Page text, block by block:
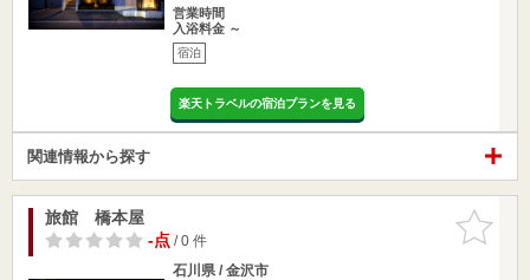
営業時間
入浴料金 ～
宿泊
楽天トラベルの宿泊プランを見る
関連情報から探す
お気に入
りに追加
旅館 橋本屋
-点/ 0 件
石川県 / 金沢市